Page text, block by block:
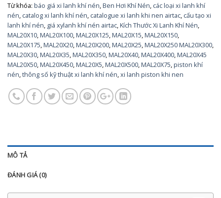
Từ khóa: báo giá xi lanh khí nén,Ben Hơi Khí Nén, các loại xi lanh khí
nén, catalog xi lanh khí nén, catalogue xi lanh khi nen airtac, cấu tạo xi
lanh khí nén, giá xylanh khí nén airtac,Kích Thước Xi Lanh Khí Nén,
MAL20X10,MAL20X100,MAL20X125,MAL20X15,MAL20X150,
MAL20X175,MAL20X20,MAL20X200,MAL20X25,MAL20X250 MAL20X300,
MAL20X30,MAL20X35,MAL20X350,MAL20X40,MAL20X400,MAL20X45
MAL20X50,MAL20X450,MAL20X5,MAL20X500,MAL20X75,piston khí
nén,thông số kỹ thuật xi lanh khí nén,xi lanh piston khi nen
MÔ TẢ
ĐÁNH GIÁ (0)